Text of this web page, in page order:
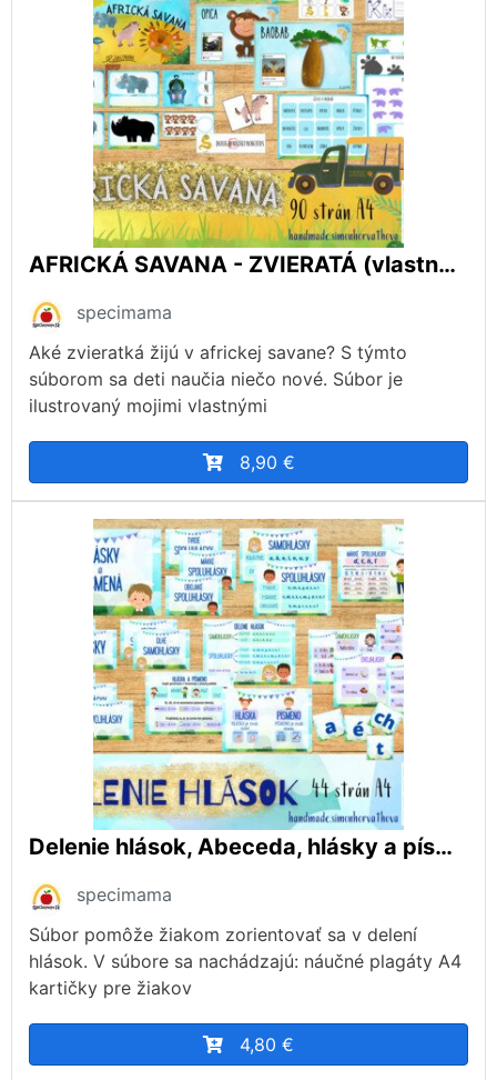
AFRICKÁ SAVANA - ZVIERATÁ (vlastné autorské ilustrácie), zvieratá v Afrike, zvieratá, živočíchy
specimama
Aké zvieratká žijú v africkej savane? S týmto
súborom sa deti naučia niečo nové. Súbor je
ilustrovaný mojimi vlastnými
8,90 €
Delenie hlások, Abeceda, hlásky a písmená, slovenský jazyk
specimama
Súbor pomôže žiakom zorientovať sa v delení
hlások. V súbore sa nachádzajú: náučné plagáty A4
kartičky pre žiakov
4,80 €